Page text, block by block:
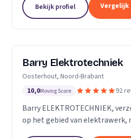
Bekijk profiel
Barry Elektrotechniek
Oosterhout, Noord-Brabant
10,0Moving Score 92
Barry ELEKTROTECHNIEK, verzorgt alle uw wensen
op het gebied van elektrawerk,